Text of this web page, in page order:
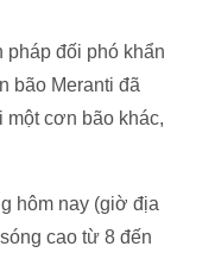
đối phó khẩn
bão Meranti đã
một cơn bão khác,
hôm nay (giờ địa
cao từ 8 đến